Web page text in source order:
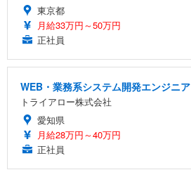
東京都
月給33万円～50万円
正社員
WEB・業務系システム開発エンジニア
トライアロー株式会社
愛知県
月給28万円～40万円
正社員